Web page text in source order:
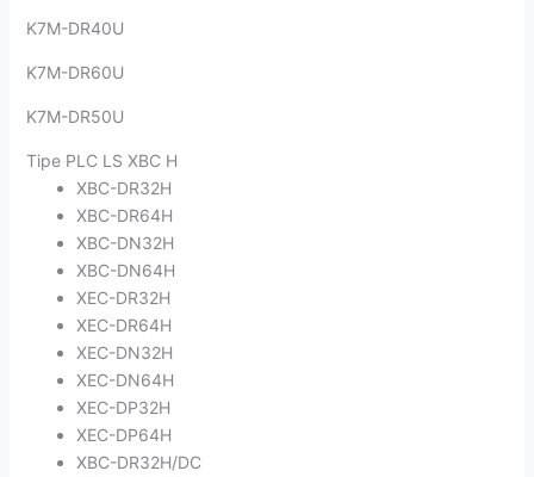
K7M-DR40U
K7M-DR60U
K7M-DR50U
Tipe PLC LS XBC H
XBC-DR32H
XBC-DR64H
XBC-DN32H
XBC-DN64H
XEC-DR32H
XEC-DR64H
XEC-DN32H
XEC-DN64H
XEC-DP32H
XEC-DP64H
XBC-DR32H/DC